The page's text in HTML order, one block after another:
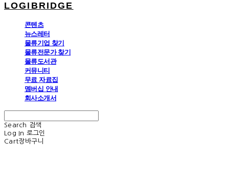
LOGIBRIDGE
콘텐츠
뉴스레터
물류기업 찾기
물류전문가 찾기
물류도서관
커뮤니티
무료 자료집
멤버십 안내
회사소개서
Search
검색
Log In 로그인
Cart장바구니